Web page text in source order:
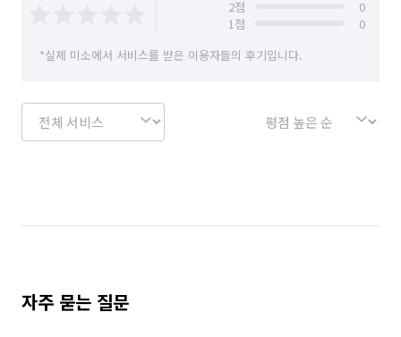
2점
0
1점
0
*실제 미소에서 서비스를 받은 이용자들의 후기입니다.
자주 묻는 질문